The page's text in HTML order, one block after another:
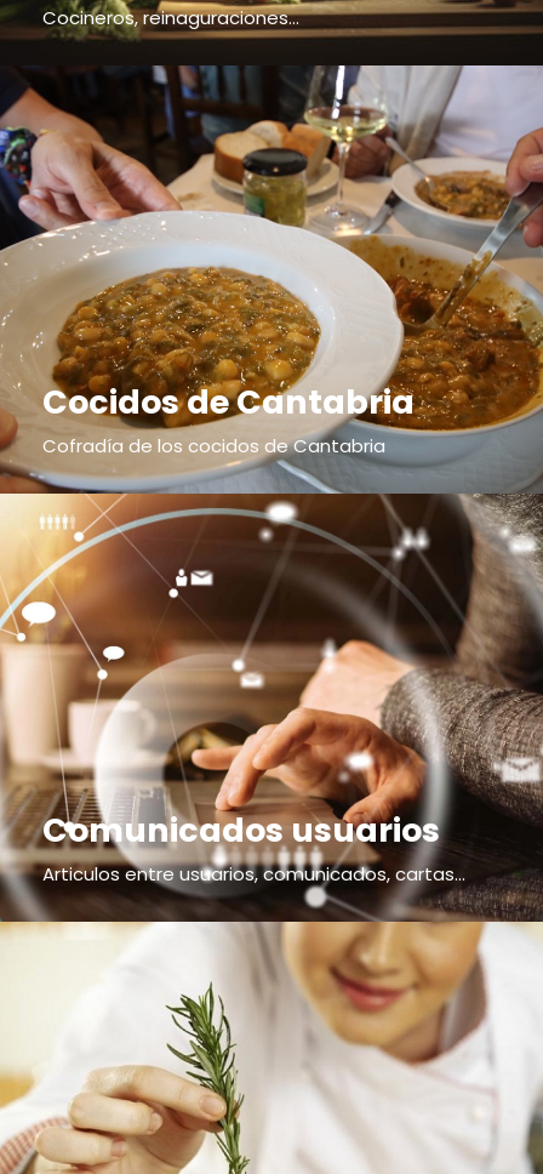
Cocineros, reinaguraciones...
Cocidos de Cantabria
Cofradía de los cocidos de Cantabria
Comunicados usuarios
Articulos entre usuarios, comunicados, cartas...